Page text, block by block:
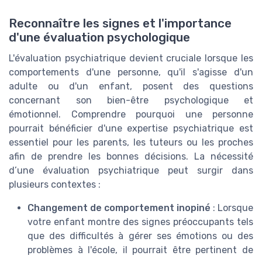
Reconnaître les signes et l'importance
d'une évaluation psychologique
L'évaluation psychiatrique devient cruciale lorsque les
comportements d'une personne, qu'il s'agisse d'un
adulte ou d'un enfant, posent des questions
concernant son bien-être psychologique et
émotionnel. Comprendre pourquoi une personne
pourrait bénéficier d'une expertise psychiatrique est
essentiel pour les parents, les tuteurs ou les proches
afin de prendre les bonnes décisions. La nécessité
d’une évaluation psychiatrique peut surgir dans
plusieurs contextes :
Changement de comportement inopiné : Lorsque
votre enfant montre des signes préoccupants tels
que des difficultés à gérer ses émotions ou des
problèmes à l'école, il pourrait être pertinent de